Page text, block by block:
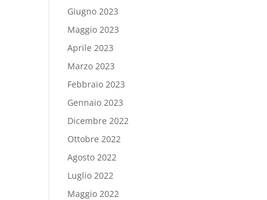
Giugno 2023
Maggio 2023
Aprile 2023
Marzo 2023
Febbraio 2023
Gennaio 2023
Dicembre 2022
Ottobre 2022
Agosto 2022
Luglio 2022
Maggio 2022